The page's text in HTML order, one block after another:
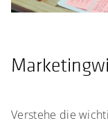
Verstehe die